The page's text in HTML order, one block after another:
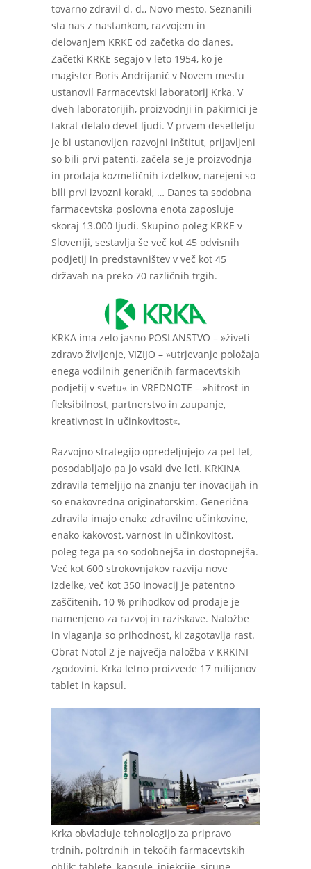
tovarno zdravil d. d., Novo mesto. Seznanili
sta nas z nastankom, razvojem in
delovanjem KRKE od začetka do danes.
Začetki KRKE segajo v leto 1954, ko je
magister Boris Andrijanič v Novem mestu
ustanovil Farmacevtski laboratorij Krka. V
dveh laboratorijih, proizvodnji in pakirnici je
takrat delalo devet ljudi. V prvem desetletju
je bi ustanovljen razvojni inštitut, prijavljeni
so bili prvi patenti, začela se je proizvodnja
in prodaja kozmetičnih izdelkov, narejeni so
bili prvi izvozni koraki, … Danes ta sodobna
farmacevtska poslovna enota zaposluje
skoraj 13.000 ljudi. Skupino poleg KRKE v
Sloveniji, sestavlja še več kot 45 odvisnih
podjetij in predstavništev v več kot 45
državah na preko 70 različnih trgih.
KRKA ima zelo jasno POSLANSTVO – »živeti
zdravo življenje, VIZIJO – »utrjevanje položaja
enega vodilnih generičnih farmacevtskih
podjetij v svetu« in VREDNOTE – »hitrost in
fleksibilnost, partnerstvo in zaupanje,
kreativnost in učinkovitost«.
Razvojno strategijo opredeljujejo za pet let,
posodabljajo pa jo vsaki dve leti. KRKINA
zdravila temeljijo na znanju ter inovacijah in
so enakovredna originatorskim. Generična
zdravila imajo enake zdravilne učinkovine,
enako kakovost, varnost in učinkovitost,
poleg tega pa so sodobnejša in dostopnejša.
Več kot 600 strokovnjakov razvija nove
izdelke, več kot 350 inovacij je patentno
zaščitenih, 10 % prihodkov od prodaje je
namenjeno za razvoj in raziskave. Naložbe
in vlaganja so prihodnost, ki zagotavlja rast.
Obrat Notol 2 je največja naložba v KRKINI
zgodovini. Krka letno proizvede 17 milijonov
tablet in kapsul.
Krka obvladuje tehnologijo za pripravo
trdnih, poltrdnih in tekočih farmacevtskih